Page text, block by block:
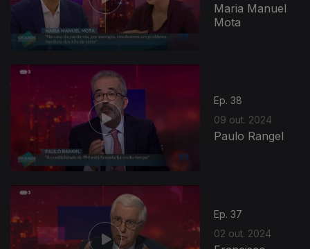
Maria Manuel
Mota
Ep. 38
09 out. 2024
Paulo Rangel
Ep. 37
02 out. 2024
798557